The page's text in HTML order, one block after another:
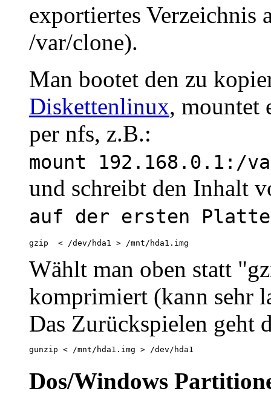
exportiertes Verzeichnis
/var/clone).
Man bootet den zu
Diskettenlinux, mountet
per nfs, z.B.:
mount 192.168.0.1:/
und schreibt den Inhalt
auf der ersten
gzip  < /dev/hda1 > /mnt/hda1.img
Wählt man oben statt
komprimiert (kann sehr
Das Zurückspielen geht
gunzip < /mnt/hda1.img > /dev/hda1
Dos/Windows